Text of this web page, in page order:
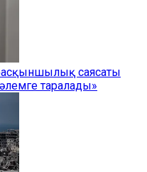
саясаты
таралады»